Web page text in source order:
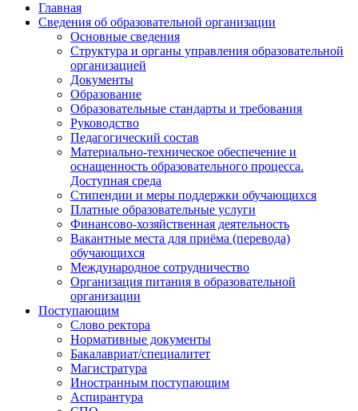
Главная
Сведения об образовательной организации
Основные сведения
Структура и органы управления образовательной
организацией
Документы
Образование
Образовательные стандарты и требования
Руководство
Педагогический состав
Материально-техническое обеспечение и
оснащенность образовательного процесса.
Доступная среда
Стипендии и меры поддержки обучающихся
Платные образовательные услуги
Финансово-хозяйственная деятельность
Вакантные места для приёма (перевода)
обучающихся
Международное сотрудничество
Организация питания в образовательной
организации
Поступающим
Слово ректора
Нормативные документы
Бакалавриат/специалитет
Магистратура
Иностранным поступающим
Аспирантура